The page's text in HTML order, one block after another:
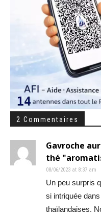
2 Commentaires
Gavroche
thé
08/06/2023 at 8:37 am
Un peu surpris
si intriquée
thaïlandaises.